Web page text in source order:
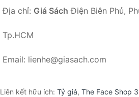
Địa chỉ: Giá Sách Điện Biên Phủ,
Tp.HCM
Email: lienhe@giasach.com
Liên kết hữu ích: Tỷ giá, The Face Shop